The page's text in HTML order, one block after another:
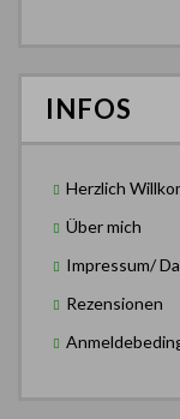
INFOS
Herzlich
Über mich
Impressum/
Rezensionen